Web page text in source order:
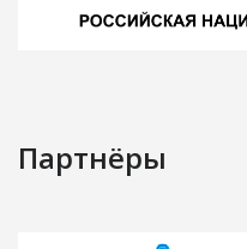
Партнёры